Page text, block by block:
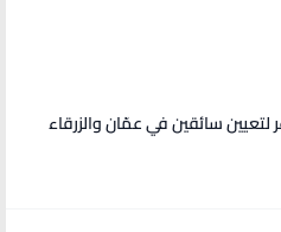
لتعيين سائقين في عمّان والزرقاء